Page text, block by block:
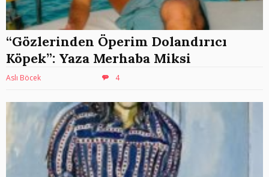
“Gözlerinden Öperim Dolandırıcı
Köpek”: Yaza Merhaba Miksi
Aslı Böcek 4